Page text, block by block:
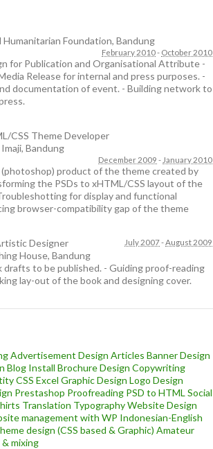
Humanitarian Foundation, Bandung
February 2010- October 2010
for Publication and Organisational Attribute -
Release for internal and press purposes. -
documentation of event. - Building network to
CSS Theme Developer
Imaji, Bandung
December 2009 - January 2010
(photoshop) product of the theme created by
the PSDs to xHTML/CSS layout of the
for display and functional
browser-compatibility gap of the theme
Designer
House, Bandung
July 2007-August 2009
drafts to be published. - Guiding proof-reading
lay-out of the book and designing cover.
Advertisement Design Articles Banner Design
Blog Install Brochure Design Copywriting
CSS Excel Graphic Design Logo Design
Prestashop Proofreading PSD to HTML Social
Translation TypographyWebsite Design
management with WP Indonesian-English
design (CSS based & Graphic) Amateur
mixing